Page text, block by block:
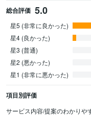
総合評価 5.0
星5 (非常に良かった)
星4 (良かった)
星3 (普通)
星2 (悪かった)
星1 (非常に悪かった)
項目別評価
サービス内容/提案のわかりや